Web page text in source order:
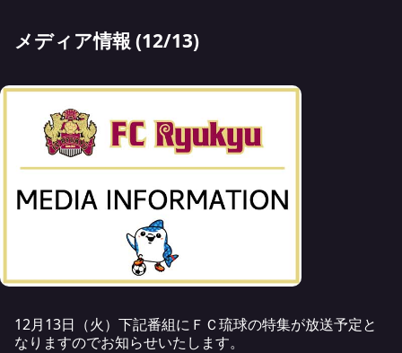
メディア情報 (12/13)
12月13日（火）下記番組にＦＣ琉球の特集が放送予定と
なりますのでお知らせいたします。